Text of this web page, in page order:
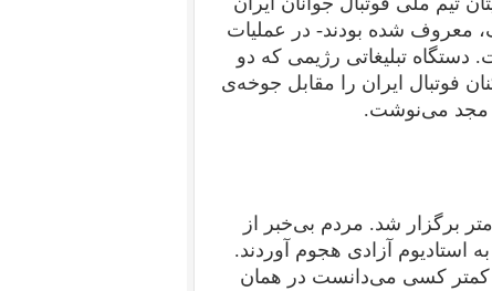
معروف شده بودند- در عملیات
تبلیغاتی رژیمی که دو
فوتبال ایران را مقابل جوخه‌ی
مجد می‌نوشت.
تمامتر برگزار شد. مردم بی‌خبر از
استادیوم آزادی هجوم آوردند.
کمتر کسی می‌دانست در همان